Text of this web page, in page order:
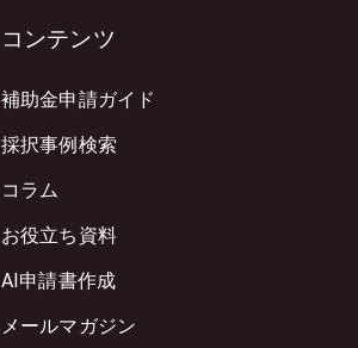
コンテンツ
補助金申請ガイド
採択事例検索
コラム
お役立ち資料
AI申請書作成
メールマガジン